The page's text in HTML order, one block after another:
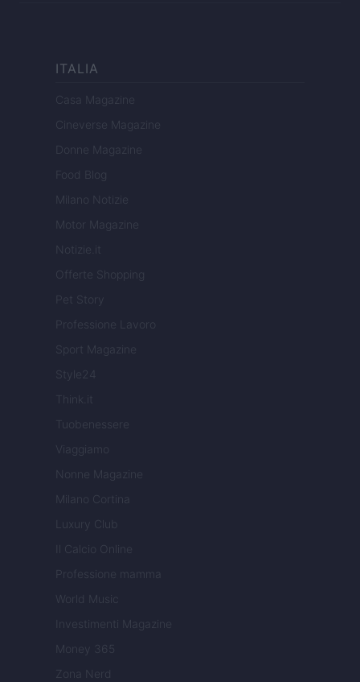
ITALIA
Casa Magazine
Cineverse Magazine
Donne Magazine
Food Blog
Milano Notizie
Motor Magazine
Notizie.it
Offerte Shopping
Pet Story
Professione Lavoro
Sport Magazine
Style24
Think.it
Tuobenessere
Viaggiamo
Nonne Magazine
Milano Cortina
Luxury Club
Il Calcio Online
Professione mamma
World Music
Investimenti Magazine
Money 365
Zona Nerd